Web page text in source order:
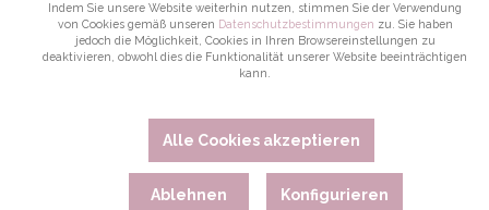
Indem Sie unsere Website weiterhin nutzen, stimmen Sie der Verwendung
von Cookies gemäß unseren Datenschutzbestimmungen zu. Sie haben
jedoch die Möglichkeit, Cookies in Ihren Browsereinstellungen zu
deaktivieren, obwohl dies die Funktionalität unserer Website beeinträchtigen
kann.
Alle Cookies akzeptieren
Ablehnen Konfigurieren